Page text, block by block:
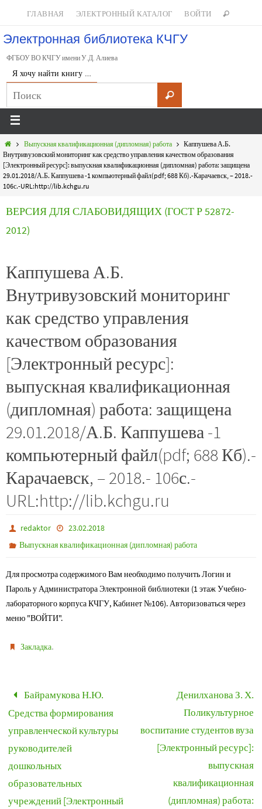
ГЛАВНАЯ ЭЛЕКТРОННЫЙ КАТАЛОГ ВОЙТИ
Электронная библиотека КЧГУ
ФГБОУ ВО КЧГУ имени У.Д. Алиева
Я хочу найти книгу …
Выпускная квалификационная (дипломная) работа
Каппушева А.Б.
Внутривузовский мониторинг как средство управления качеством образования
[Электронный ресурс]: выпускная квалификационная (дипломная) работа: защищена
29.01.2018/А.Б. Каппушева -1 компьютерный файл(pdf; 688 Кб).-Карачаевск, – 2018.-
106с.-URL:http://lib.kchgu.ru
ВЕРСИЯ ДЛЯ СЛАБОВИДЯЩИХ (ГОСТ Р 52872-
2012)
Каппушева А.Б.
Внутривузовский мониторинг
как средство управления
качеством образования
[Электронный ресурс]:
выпускная квалификационная
(дипломная) работа: защищена
29.01.2018/А.Б. Каппушева -1
компьютерный файл(pdf; 688 Кб).-
Карачаевск, – 2018.- 106с.-
URL:http://lib.kchgu.ru
redaktor
23.02.2018
Выпускная квалификационная (дипломная) работа
Для просмотра содержимого Вам необходимо получить Логин и
Пароль у Администратора Электронной библиотеки (1 этаж Учебно-
лабораторного корпуса КЧГУ, Кабинет №106). Авторизоваться через
меню "ВОЙТИ".
Закладка.
Байрамукова Н.Ю.
Средства формирования
управленческой культуры
руководителей
дошкольных
образовательных
учреждений [Электронный
Денилханова З. Х.
Поликультурное
воспитание студентов вуза
[Электронный ресурс]:
выпускная
квалификационная
(дипломная) работа: